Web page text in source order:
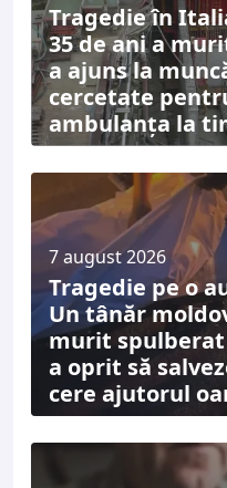
Tragedie în
35 de ani a
a ajuns la
cercetate
ambulanța la
7 august 2026
Tragedie pe o
Un tânăr
murit spulberat
a oprit să
cere ajutorul